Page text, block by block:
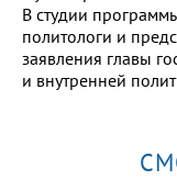
В студии
политологи и
заявления главы
и внутренней